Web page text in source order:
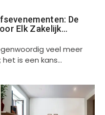
De
Elk Zakelijk…
veel meer
is een kans…